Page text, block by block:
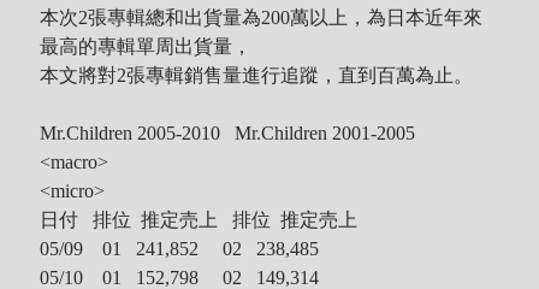
本次2張專輯總和出貨量為200萬以上，為日本近年來
最高的專輯單周出貨量，
本文將對2張專輯銷售量進行追蹤，直到百萬為止。
Mr.Children 2005-2010 Mr.Children 2001-2005
<macro>
<micro>
日付 排位 推定売上 排位 推定売上
05/09 01 241,852 02 238,485
05/10 01 152,798 02 149,314